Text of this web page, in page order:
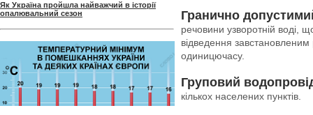
Як Україна пройшла найважчий в історії
опалювальний сезон
Гранично
речовини узворотній воді,
відведення
одиницючасу.
Груповий
кількох населених пунктів.